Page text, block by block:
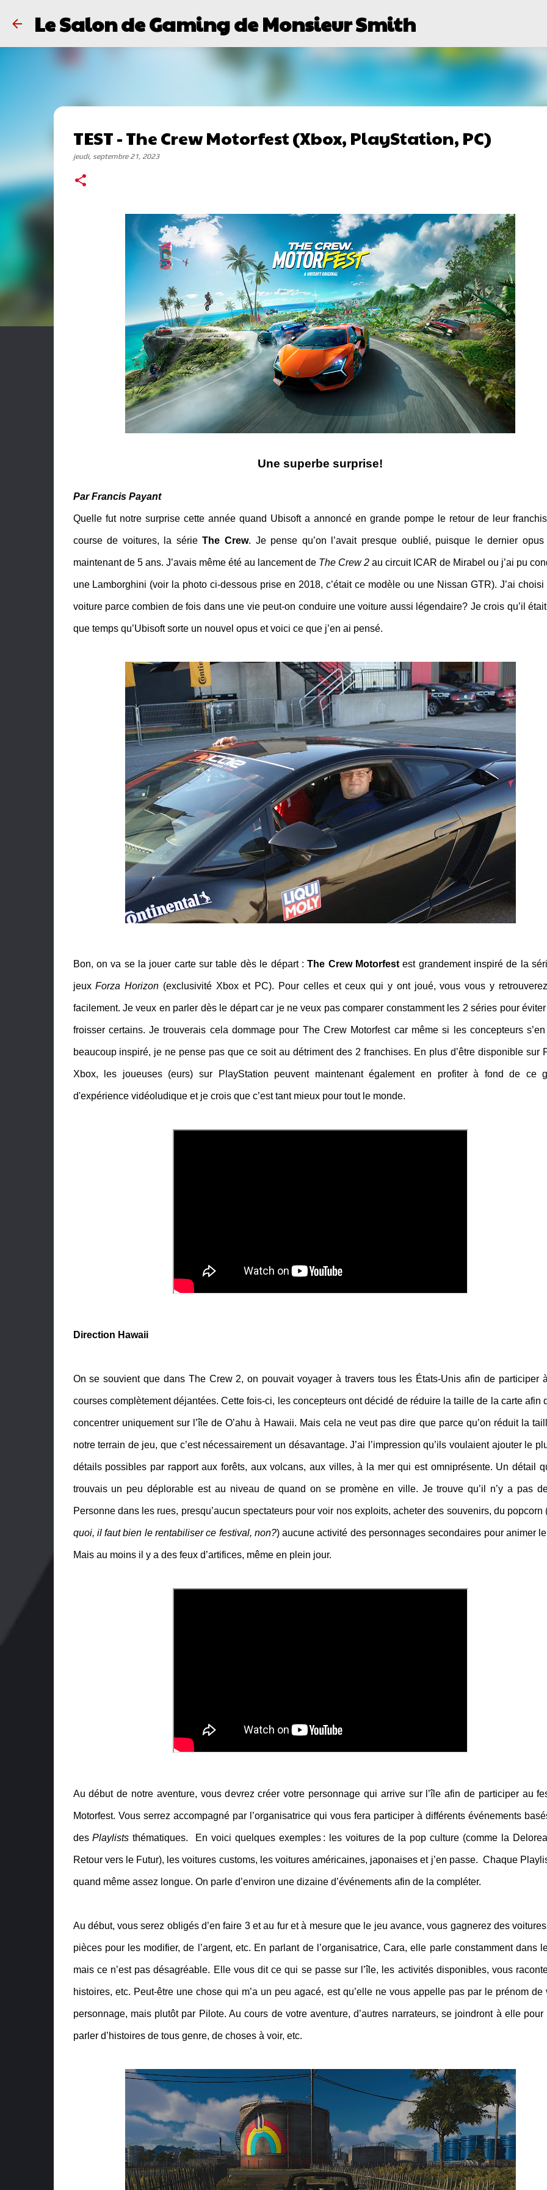
Passer au contenu principal
Le Salon de Gaming de Monsieur Smith
TEST - The Crew Motorfest (Xbox, PlayStation, PC)
jeudi, septembre 21, 2023
Une superbe surprise!
Par Francis Payant
Quelle fut notre surprise cette année quand Ubisoft a annoncé en grande pompe le retour de leur
course de voitures, la sérieThe Crew. Je pense qu’on l’avait presque oublié, puisque le dernier opus
maintenant de 5 ans. J’avais même été au lancement de The Crew 2au circuit ICAR de Mirabel ou j’ai pu
une Lamborghini (voir la photo ci-dessous prise en 2018, c’était ce modèle ou une Nissan GTR). J’ai choisi
voiture parce combien de fois dans une vie peut-on conduire une voiture aussi légendaire? Je crois qu’il
que temps qu’Ubisoft sorte un nouvel opus et voici ce que j’en ai pensé.
Bon, on va se la jouer carte sur table dès le départ : The Crew Motorfestest grandement inspiré de la
jeuxForza Horizon (exclusivité Xbox et PC). Pour celles et ceux qui y ont joué, vous vous y
facilement. Je veux en parler dès le départ car je ne veux pas comparer constamment les 2 séries pour éviter
froisser certains. Je trouverais cela dommage pour The Crew Motorfest car même si les concepteurs
beaucoup inspiré, je ne pense pas que ce soit au détriment des 2 franchises. En plus d’être disponible sur
Xbox, les joueuses (eurs) sur PlayStation peuvent maintenant également en profiter à fond de ce
d'expérience vidéoludique et je crois que c’est tant mieux pour tout le monde.
Direction Hawaii
On se souvient que dans The Crew 2, on pouvait voyager à travers tous les États-Unis afin de participer
courses complètement déjantées. Cette fois-ci, les concepteurs ont décidé de réduire la taille de la carte afin
concentrer uniquement sur l’île de O’ahu à Hawaii. Mais cela ne veut pas dire que parce qu’on réduit la
notre terrain de jeu, que c’est nécessairement un désavantage. J’ai l’impression qu’ils voulaient ajouter le
détails possibles par rapport aux forêts, aux volcans, aux villes, à la mer qui est omniprésente. Un détail
trouvais un peu déplorable est au niveau de quand on se promène en ville. Je trouve qu’il n’y a pas
Personne dans les rues, presqu’aucun spectateurs pour voir nos exploits, acheter des souvenirs, du popcorn
quoi, il faut bien le rentabiliser ce festival, non?) aucune activité des personnages secondaires pour animer
Mais au moins il y a des feux d’artifices, même en plein jour.
Au début de notre aventure, vous devrez créer votre personnage qui arrive sur l’île afin de participer au
Motorfest. Vous serrez accompagné par l’organisatrice qui vous fera participer à différents événements
desPlaylists thématiques. En voici quelques exemples : les voitures de la pop culture (comme la
Retour vers le Futur), les voitures customs, les voitures américaines, japonaises et j’en passe. Chaque
quand même assez longue. On parle d’environ une dizaine d’événements afin de la compléter.
Au début, vous serez obligés d’en faire 3 et au fur et à mesure que le jeu avance, vous gagnerez des
pièces pour les modifier, de l’argent, etc. En parlant de l’organisatrice, Cara, elle parle constamment dans
mais ce n’est pas désagréable. Elle vous dit ce qui se passe sur l’île, les activités disponibles, vous
histoires, etc. Peut-être une chose qui m’a un peu agacé, est qu’elle ne vous appelle pas par le prénom de
personnage, mais plutôt par Pilote. Au cours de votre aventure, d’autres narrateurs, se joindront à elle pour
parler d’histoires de tous genre, de choses à voir, etc.